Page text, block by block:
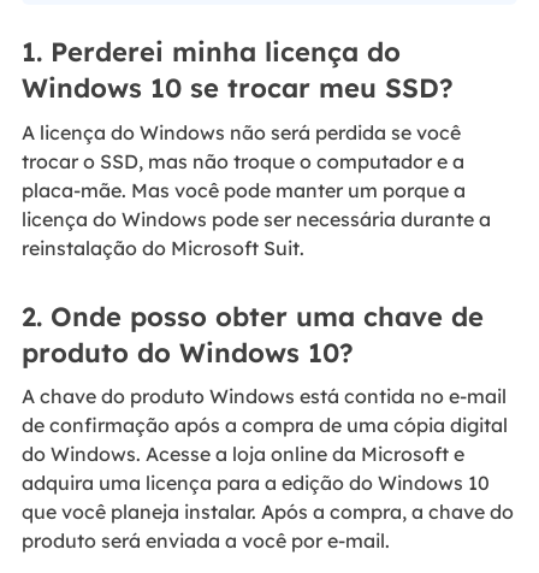
1. Perderei minha licença do
Windows 10 se trocar meu SSD?
A licença do Windows não será perdida se você
trocar o SSD, mas não troque o computador e a
placa-mãe. Mas você pode manter um porque a
licença do Windows pode ser necessária durante a
reinstalação do Microsoft Suit.
2. Onde posso obter uma chave de
produto do Windows 10?
A chave do produto Windows está contida no e-mail
de confirmação após a compra de uma cópia digital
do Windows. Acesse a loja online da Microsoft e
adquira uma licença para a edição do Windows 10
que você planeja instalar. Após a compra, a chave do
produto será enviada a você por e-mail.